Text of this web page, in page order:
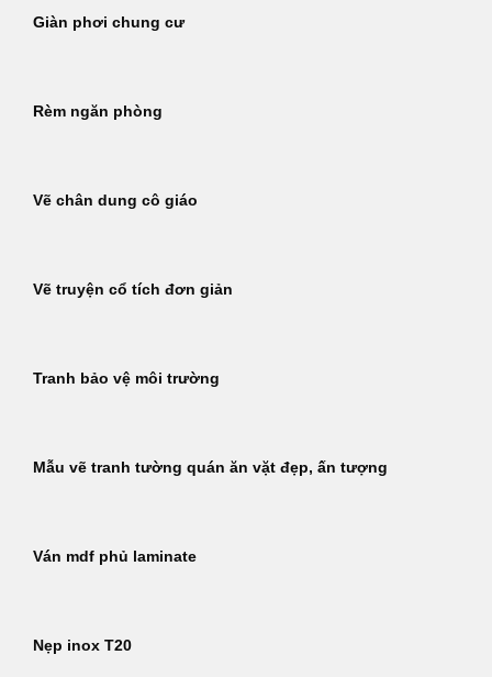
Giàn phơi chung cư
Rèm ngăn phòng
Vẽ chân dung cô giáo
Vẽ truyện cổ tích đơn giản
Tranh bảo vệ môi trường
Mẫu vẽ tranh tường quán ăn vặt đẹp, ấn tượng
Ván mdf phủ laminate
Nẹp inox T20